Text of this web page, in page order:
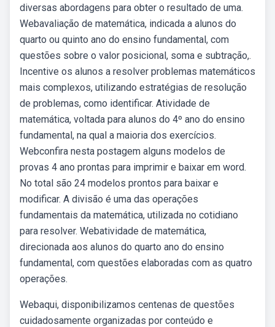
diversas abordagens para obter o resultado de uma.
Webavaliação de matemática, indicada a alunos do
quarto ou quinto ano do ensino fundamental, com
questões sobre o valor posicional, soma e subtração,.
Incentive os alunos a resolver problemas matemáticos
mais complexos, utilizando estratégias de resolução
de problemas, como identificar. Atividade de
matemática, voltada para alunos do 4º ano do ensino
fundamental, na qual a maioria dos exercícios.
Webconfira nesta postagem alguns modelos de
provas 4 ano prontas para imprimir e baixar em word.
No total são 24 modelos prontos para baixar e
modificar. A divisão é uma das operações
fundamentais da matemática, utilizada no cotidiano
para resolver. Webatividade de matemática,
direcionada aos alunos do quarto ano do ensino
fundamental, com questões elaboradas com as quatro
operações.
Webaqui, disponibilizamos centenas de questões
cuidadosamente organizadas por conteúdo e